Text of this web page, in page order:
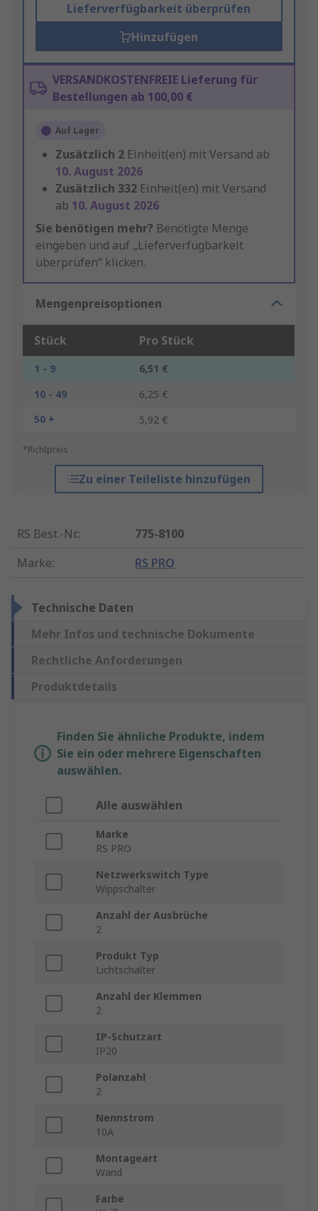
Lieferverfügbarkeit überprüfen
Hinzufügen
VERSANDKOSTENFREIE Lieferung für
Bestellungen ab 100,00 €
Auf Lager
Zusätzlich 2 Einheit(en) mit Versand ab
10. August 2026
Zusätzlich 332 Einheit(en) mit Versand
ab 10. August 2026
Sie benötigen mehr? Benötigte Menge
eingeben und auf „Lieferverfügbarkeit
überprüfen“ klicken.
Mengenpreisoptionen
Stück Pro Stück
1 - 9
6,51 €
10 - 49
6,25 €
50 +
5,92 €
*Richtpreis
Zu einer Teileliste hinzufügen
RS Best.-Nr.:
775-8100
Marke: RS PRO
Technische Daten
Mehr Infos und technische Dokumente
Rechtliche Anforderungen
Produktdetails
Finden Sie ähnliche Produkte, indem
Sie ein oder mehrere Eigenschaften
auswählen.
Alle auswählen
Marke
RS PRO
Netzwerkswitch Type
Wippschalter
Anzahl der Ausbrüche
2
Produkt Typ
Lichtschalter
Anzahl der Klemmen
2
IP-Schutzart
IP20
Polanzahl
2
Nennstrom
10A
Montageart
Wand
Farbe